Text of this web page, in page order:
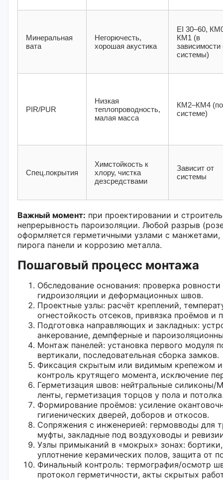
Минеральная
вата
Негорючесть,
хорошая акустика
EI 30–60,
КМ1 (в
зависимости
системы)
PIR/PUR
Низкая
теплопроводность,
малая масса
КМ2–КМ4 (по
системе)
Спец.покрытия
Химстойкость к
хлору, чистка
дезсредствами
Зависит от
системы
Важный момент: при проектировании и
непрерывность пароизоляции. Любой разрыв
оформляется герметичными узлами с манжетами,
пирога панели и коррозию металла.
Пошаговый процесс монтажа
Обследование основания: проверка
гидроизоляции и деформационных швов.
Проектные узлы: расчёт креплений,
огнестойкость отсеков, привязка проёмов и
Подготовка направляющих и закладных:
анкерование, демпферные и
Монтаж панелей: установка первого модуля
вертикали, последовательная сборка замков.
Фиксация скрытым или видимым крепежом
контроль крутящего момента, исключение
Герметизация швов: нейтральные
ленты, герметизация торцов у пола и
Формирование проёмов: усиление
гигиенических дверей, доборов и откосов.
Сопряжения с инженерией: гермовводы для
муфты, закладные под воздуховоды и
Узлы примыканий в «мокрых» зонах:
уплотнение керамических полов, защита от
Финальный контроль: термография/осмотр
протокол герметичности, акты скрытых